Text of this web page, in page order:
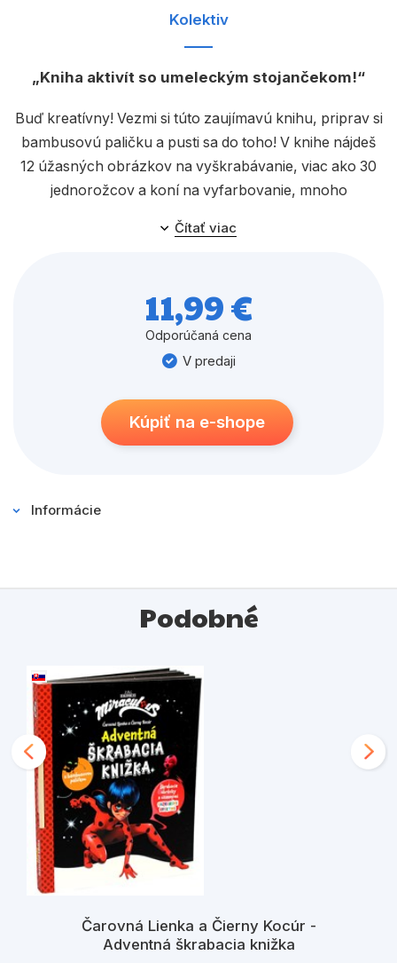
Zdravie a životný štýlKolektiv
Kniha aktivít so umeleckým stojančekom!
Buď kreatívny! Vezmi si túto zaujímavú knihu, priprav si
bambusovú paličku a pusti sa do toho! V knihe nájdeš
12 úžasných obrázkov na vyškrabávanie, viac ako 30
jednorožcov a koní na vyfarbovanie, mnoho
umelecké nápady. Kniha má farebnú špirálu a
Čítať viac
11,99 €
Odporúčaná cena
V predaji
Kúpiť na e-shope
Informácie
Podobné
Čarovná Lienka a Čierny Kocúr -
Adventná škrabacia knižka